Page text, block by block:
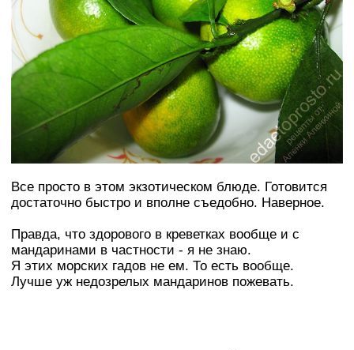
Все просто в этом экзотическом блюде. Готовится
достаточно быстро и вполне съедобно. Наверное.
Правда, что здорового в креветках вообще и с
мандаринами в частности - я не знаю.
Я этих морских гадов не ем. То есть вообще.
Лучше уж недозрелых мандаринов пожевать.